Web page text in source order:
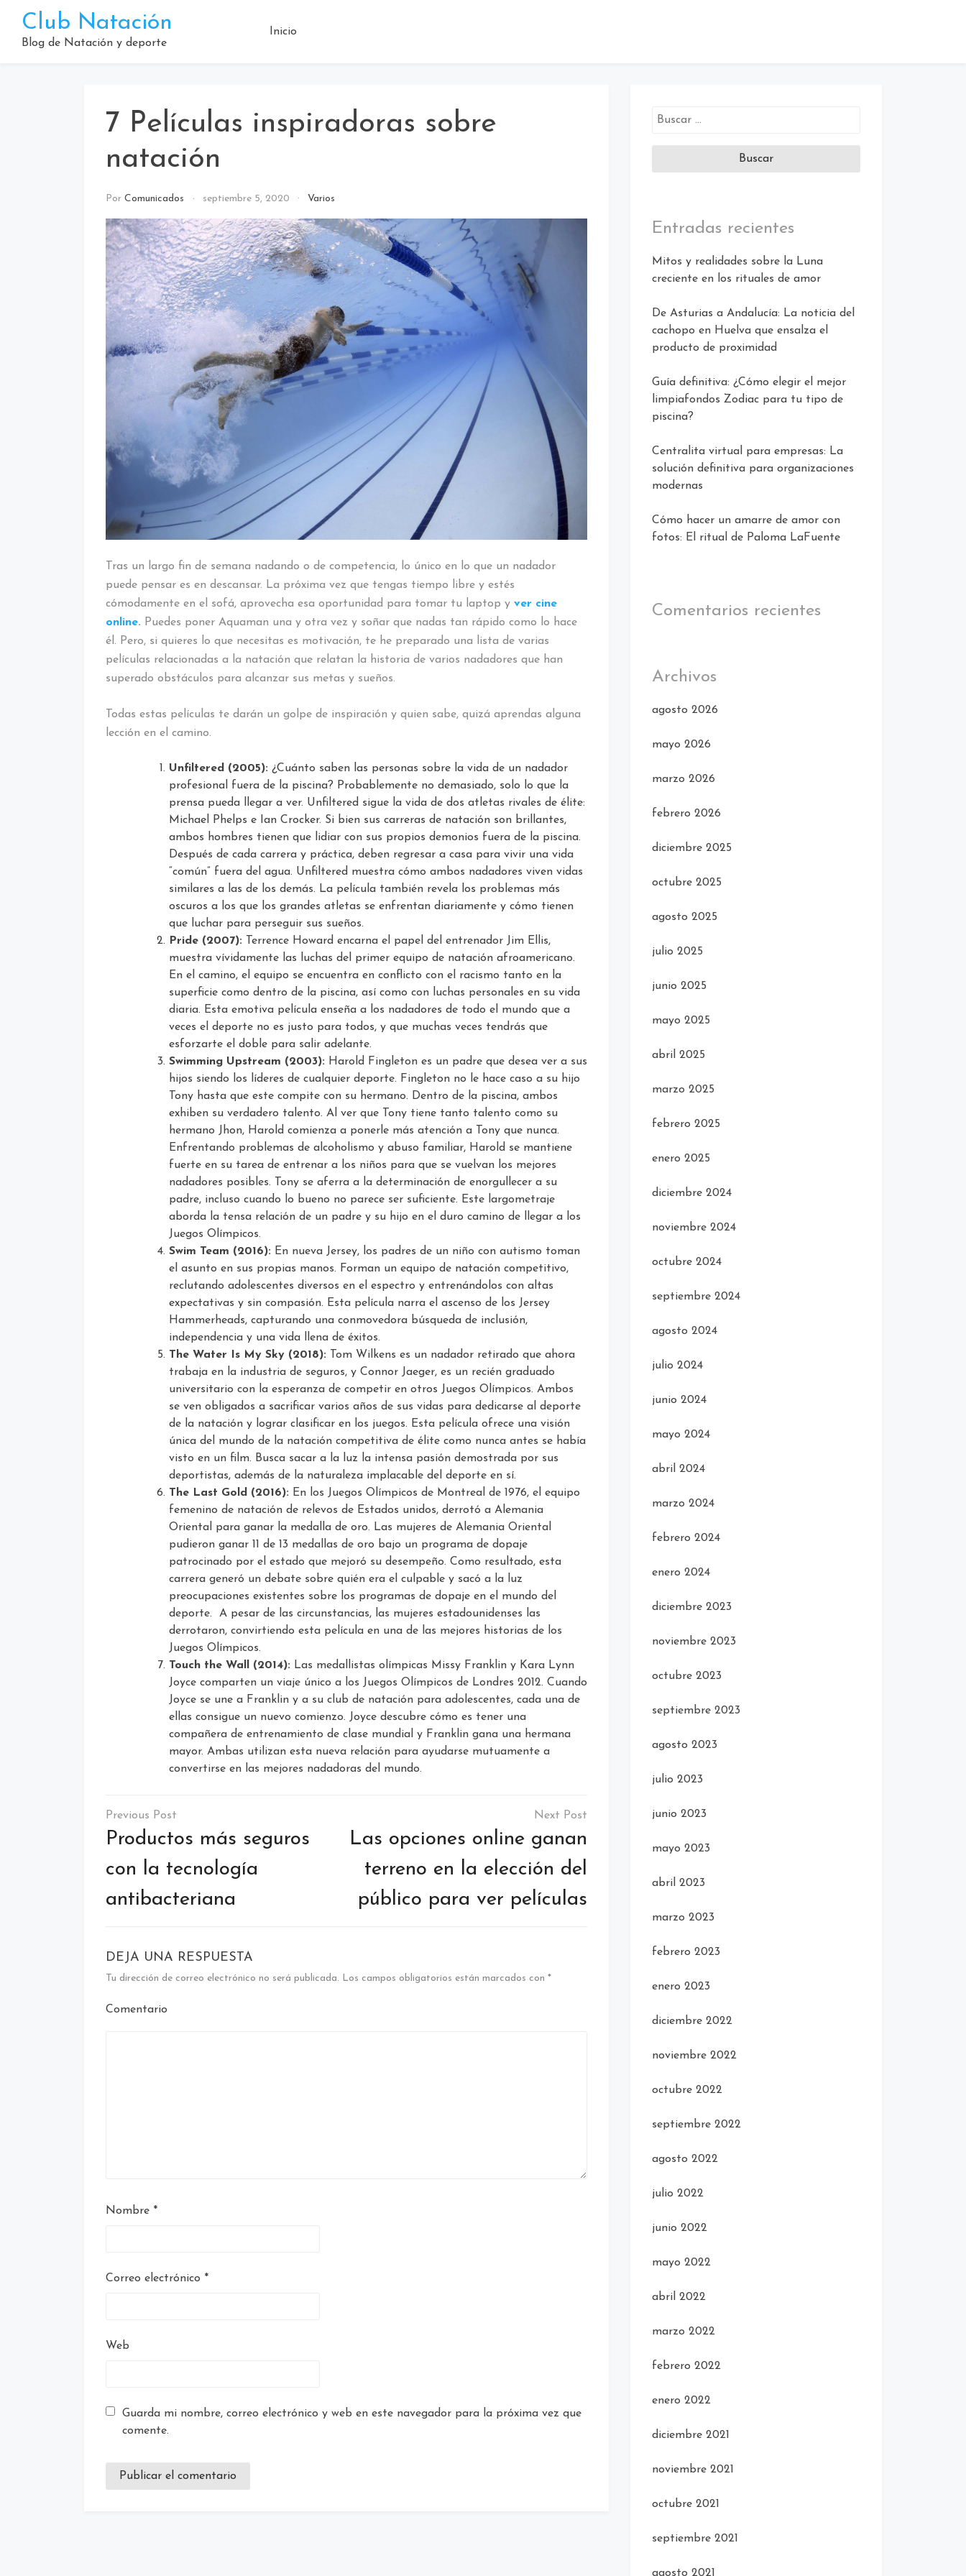
contenido
Club Natación
Blog de Natación y deporte
Inicio
7 Películas inspiradoras sobre
natación
Por Comunicados septiembre 5, 2020 Varios
Tras un largo fin de semana nadando o de competencia, lo único en lo que un nadador
puede pensar es en descansar. La próxima vez que tengas tiempo libre y estés
cómodamente en el sofá, aprovecha esa oportunidad para tomar tu laptop y ver cine
online. Puedes poner Aquaman una y otra vez y soñar que nadas tan rápido como lo hace
él. Pero, si quieres lo que necesitas es motivación, te he preparado una lista de varias
películas relacionadas a la natación que relatan la historia de varios nadadores que han
superado obstáculos para alcanzar sus metas y sueños.
Todas estas películas te darán un golpe de inspiración y quien sabe, quizá aprendas alguna
lección en el camino.
Unfiltered (2005): ¿Cuánto saben las personas sobre la vida de un nadador
profesional fuera de la piscina? Probablemente no demasiado, solo lo que la
prensa pueda llegar a ver. Unfiltered sigue la vida de dos atletas rivales de élite:
Michael Phelps e Ian Crocker. Si bien sus carreras de natación son brillantes,
ambos hombres tienen que lidiar con sus propios demonios fuera de la piscina.
Después de cada carrera y práctica, deben regresar a casa para vivir una vida
“común” fuera del agua. Unfiltered muestra cómo ambos nadadores viven vidas
similares a las de los demás. La película también revela los problemas más
oscuros a los que los grandes atletas se enfrentan diariamente y cómo tienen
que luchar para perseguir sus sueños.
Pride (2007): Terrence Howard encarna el papel del entrenador Jim Ellis,
muestra vívidamente las luchas del primer equipo de natación afroamericano.
En el camino, el equipo se encuentra en conflicto con el racismo tanto en la
superficie como dentro de la piscina, así como con luchas personales en su vida
diaria. Esta emotiva película enseña a los nadadores de todo el mundo que a
veces el deporte no es justo para todos, y que muchas veces tendrás que
esforzarte el doble para salir adelante.
Swimming Upstream (2003): Harold Fingleton es un padre que desea ver a sus
hijos siendo los líderes de cualquier deporte. Fingleton no le hace caso a su hijo
Tony hasta que este compite con su hermano. Dentro de la piscina, ambos
exhiben su verdadero talento. Al ver que Tony tiene tanto talento como su
hermano Jhon, Harold comienza a ponerle más atención a Tony que nunca.
Enfrentando problemas de alcoholismo y abuso familiar, Harold se mantiene
fuerte en su tarea de entrenar a los niños para que se vuelvan los mejores
nadadores posibles. Tony se aferra a la determinación de enorgullecer a su
padre, incluso cuando lo bueno no parece ser suficiente. Este largometraje
aborda la tensa relación de un padre y su hijo en el duro camino de llegar a los
Juegos Olímpicos.
Swim Team (2016): En nueva Jersey, los padres de un niño con autismo toman
el asunto en sus propias manos. Forman un equipo de natación competitivo,
reclutando adolescentes diversos en el espectro y entrenándolos con altas
expectativas y sin compasión. Esta película narra el ascenso de los Jersey
Hammerheads, capturando una conmovedora búsqueda de inclusión,
independencia y una vida llena de éxitos.
The Water Is My Sky (2018): Tom Wilkens es un nadador retirado que ahora
trabaja en la industria de seguros, y Connor Jaeger, es un recién graduado
universitario con la esperanza de competir en otros Juegos Olímpicos. Ambos
se ven obligados a sacrificar varios años de sus vidas para dedicarse al deporte
de la natación y lograr clasificar en los juegos. Esta película ofrece una visión
única del mundo de la natación competitiva de élite como nunca antes se había
visto en un film. Busca sacar a la luz la intensa pasión demostrada por sus
deportistas, además de la naturaleza implacable del deporte en sí.
The Last Gold (2016): En los Juegos Olímpicos de Montreal de 1976, el equipo
femenino de natación de relevos de Estados unidos, derrotó a Alemania
Oriental para ganar la medalla de oro. Las mujeres de Alemania Oriental
pudieron ganar 11 de 13 medallas de oro bajo un programa de dopaje
patrocinado por el estado que mejoró su desempeño. Como resultado, esta
carrera generó un debate sobre quién era el culpable y sacó a la luz
preocupaciones existentes sobre los programas de dopaje en el mundo del
deporte. A pesar de las circunstancias, las mujeres estadounidenses las
derrotaron, convirtiendo esta película en una de las mejores historias de los
Juegos Olímpicos.
Touch the Wall (2014): Las medallistas olímpicas Missy Franklin y Kara Lynn
Joyce comparten un viaje único a los Juegos Olímpicos de Londres 2012. Cuando
Joyce se une a Franklin y a su club de natación para adolescentes, cada una de
ellas consigue un nuevo comienzo. Joyce descubre cómo es tener una
compañera de entrenamiento de clase mundial y Franklin gana una hermana
mayor. Ambas utilizan esta nueva relación para ayudarse mutuamente a
convertirse en las mejores nadadoras del mundo.
Navegación
de
entradas
Productos más seguros
con la tecnología
antibacteriana
Las opciones online ganan
terreno en la elección del
público para ver películas
DEJA UNA RESPUESTA
Tu dirección de correo electrónico no será publicada. Los campos obligatorios están marcados con *
Comentario
Nombre *
Correo electrónico *
Web
Guarda mi nombre, correo electrónico y web en este navegador para la próxima vez que
comente.
Buscar:
Entradas recientes
Mitos y realidades sobre la Luna
creciente en los rituales de amor
De Asturias a Andalucía: La noticia del
cachopo en Huelva que ensalza el
producto de proximidad
Guía definitiva: ¿Cómo elegir el mejor
limpiafondos Zodiac para tu tipo de
piscina?
Centralita virtual para empresas: La
solución definitiva para organizaciones
modernas
Cómo hacer un amarre de amor con
fotos: El ritual de Paloma LaFuente
Comentarios recientes
Archivos
agosto 2026
mayo 2026
marzo 2026
febrero 2026
diciembre 2025
octubre 2025
agosto 2025
julio 2025
junio 2025
mayo 2025
abril 2025
marzo 2025
febrero 2025
enero 2025
diciembre 2024
noviembre 2024
octubre 2024
septiembre 2024
agosto 2024
julio 2024
junio 2024
mayo 2024
abril 2024
marzo 2024
febrero 2024
enero 2024
diciembre 2023
noviembre 2023
octubre 2023
septiembre 2023
agosto 2023
julio 2023
junio 2023
mayo 2023
abril 2023
marzo 2023
febrero 2023
enero 2023
diciembre 2022
noviembre 2022
octubre 2022
septiembre 2022
agosto 2022
julio 2022
junio 2022
mayo 2022
abril 2022
marzo 2022
febrero 2022
enero 2022
diciembre 2021
noviembre 2021
octubre 2021
septiembre 2021
agosto 2021